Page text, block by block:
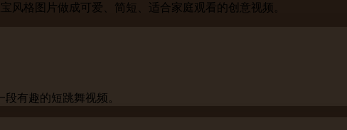
风格图片做成可爱、简短、适合家庭观看的创意视频。
有趣的短跳舞视频。